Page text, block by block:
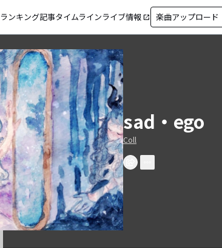
ランキング記事タイムラインライブ情報 open_in_new 楽曲アップロード
sad・ego
Coll